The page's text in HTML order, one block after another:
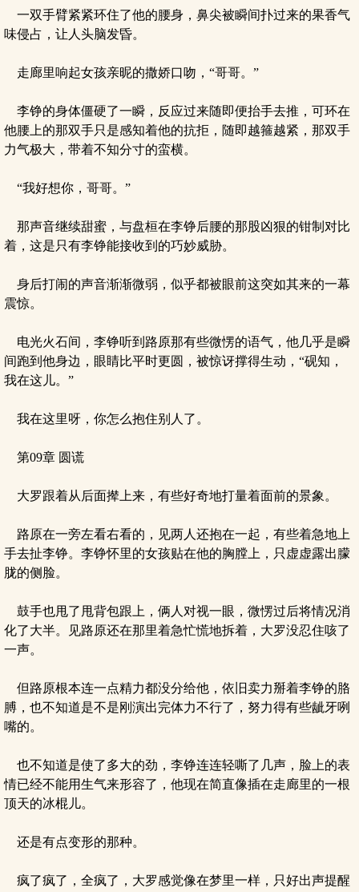
一双手臂紧紧环住了他的腰身，鼻尖被瞬间扑过来的果香气
味侵占，让人头脑发昏。
走廊里响起女孩亲昵的撒娇口吻，“哥哥。”
李铮的身体僵硬了一瞬，反应过来随即便抬手去推，可环在
他腰上的那双手只是感知着他的抗拒，随即越箍越紧，那双手
力气极大，带着不知分寸的蛮横。
“我好想你，哥哥。”
那声音继续甜蜜，与盘桓在李铮后腰的那股凶狠的钳制对比
着，这是只有李铮能接收到的巧妙威胁。
身后打闹的声音渐渐微弱，似乎都被眼前这突如其来的一幕
震惊。
电光火石间，李铮听到路原那有些微愣的语气，他几乎是瞬
间跑到他身边，眼睛比平时更圆，被惊讶撑得生动，“砚知，
我在这儿。”
我在这里呀，你怎么抱住别人了。
第09章 圆谎
大罗跟着从后面撵上来，有些好奇地打量着面前的景象。
路原在一旁左看右看的，见两人还抱在一起，有些着急地上
手去扯李铮。李铮怀里的女孩贴在他的胸膛上，只虚虚露出朦
胧的侧脸。
鼓手也甩了甩背包跟上，俩人对视一眼，微愣过后将情况消
化了大半。见路原还在那里着急忙慌地拆着，大罗没忍住咳了
一声。
但路原根本连一点精力都没分给他，依旧卖力掰着李铮的胳
膊，也不知道是不是刚演出完体力不行了，努力得有些龇牙咧
嘴的。
也不知道是使了多大的劲，李铮连连轻嘶了几声，脸上的表
情已经不能用生气来形容了，他现在简直像插在走廊里的一根
顶天的冰棍儿。
还是有点变形的那种。
疯了疯了，全疯了，大罗感觉像在梦里一样，只好出声提醒